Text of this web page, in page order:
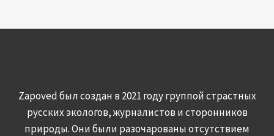
Zapoved был создан в 2021 году группой страстных
русских экологов, журналистов и сторонников
природы. Они были разочарованы отсутствием